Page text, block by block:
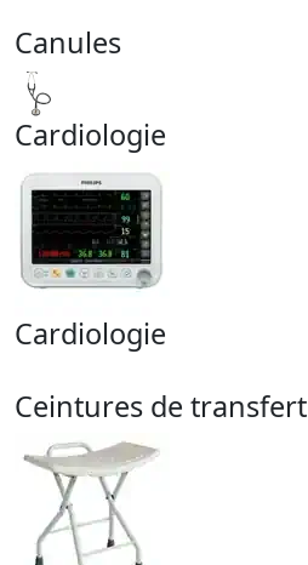
Canules
Cardiologie
Cardiologie
Ceintures de transfert